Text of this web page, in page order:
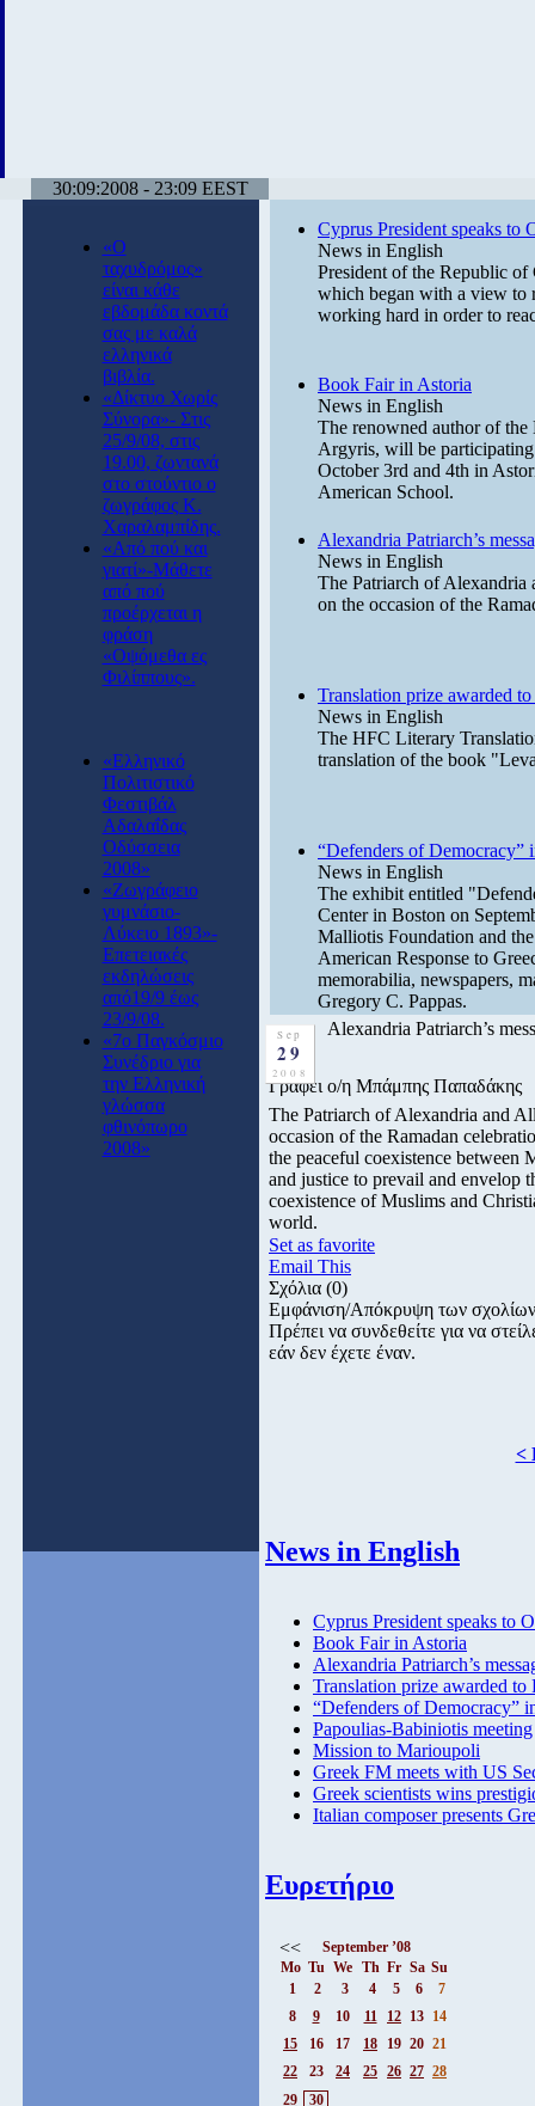
30:09:2008 - 23:09 EEST
«Ο
ταχυδρόμος»
είναι κάθε
εβδομάδα κοντά
σας με καλά
ελληνικά
βιβλία.
«Δίκτυο Χωρίς
Σύνορα»- Στις
25/9/08, στις
19.00, ζωντανά
στο στούντιο ο
ζωγράφος Κ.
Χαραλαμπίδης.
«Από πού και
γιατί»-Μάθετε
από πού
προέρχεται η
φράση
«Οψόμεθα ες
Φιλίππους».
«Ελληνικό
Πολιτιστικό
Φεστιβάλ
Αδαλαΐδας
Οδύσσεια
2008»
«Ζωγράφειο
γυμνάσιο-
Λύκειο 1893»-
Επετειακές
εκδηλώσεις
από19/9 έως
23/9/08.
«7o Παγκόσμιο
Συνέδριο για
την Ελληνική
γλώσσα
φθινόπωρο
2008»
Cyprus President speaks to
News in English
President of the Republic
which began with a view to
working hard in order to
Book Fair in Astoria
News in English
The renowned author of
Argyris, will be
October 3rd and 4th in
American School.
Alexandria Patriarch’s
News in English
The Patriarch of Alexandria
on the occasion of the
Translation prize awarded
News in English
The HFC Literary
translation of the book
“Defenders of Democracy”
News in English
The exhibit entitled
Center in Boston on
Malliotis Foundation and
American Response to
memorabilia, newspapers,
Gregory C. Pappas.
Sep
29
2008
Alexandria Patriarch’s
Γράφει ο/η Μπάμπης Παπαδάκης
The Patriarch of Alexandria and
occasion of the Ramadan
the peaceful coexistence between
and justice to prevail and envelop
coexistence of Muslims and
world.
Set as favorite
Email This
Σχόλια (0)
Εμφάνιση/Απόκρυψη των σχολίων
Πρέπει να συνδεθείτε για να
εάν δεν έχετε έναν.
<
News in English
Cyprus President speaks to
Book Fair in Astoria
Alexandria Patriarch’s
Translation prize awarded to
“Defenders of Democracy”
Papoulias-Babiniotis meeting
Mission to Marioupoli
Greek FM meets with US
Greek scientists wins
Italian composer presents
Ευρετήριο
<<
September ’08
Mo Tu We Th Fr Sa Su
1
2 3 4 5 6
7
8
9 10 11 12 13 14
15
16 17 18 19 20 21
22
23 24 25 26 27 28
29
30